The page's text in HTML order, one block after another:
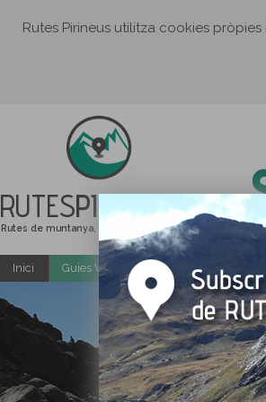
Rutes Pirineus utilitza cookies
RUTESPIRINEUS
Rutes de muntanya, senderisme i excursions
Inici Guies Web i PDF gratuïtes